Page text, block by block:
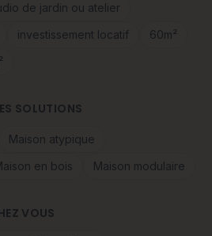
de jardin ou atelier
investissement locatif
60m²
SOLUTIONS
Maison atypique
en bois Maison modulaire
VOUS